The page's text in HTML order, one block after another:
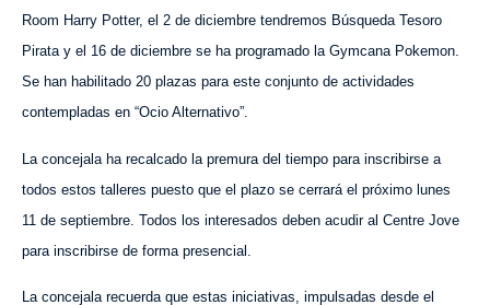
Room Harry Potter, el 2 de diciembre tendremos Búsqueda Tesoro
Pirata y el 16 de diciembre se ha programado la Gymcana Pokemon.
Se han habilitado 20 plazas para este conjunto de actividades
contempladas en “Ocio Alternativo”.
La concejala ha recalcado la premura del tiempo para inscribirse a
todos estos talleres puesto que el plazo se cerrará el próximo lunes
11 de septiembre. Todos los interesados deben acudir al Centre Jove
para inscribirse de forma presencial.
La concejala recuerda que estas iniciativas , impulsadas desde el